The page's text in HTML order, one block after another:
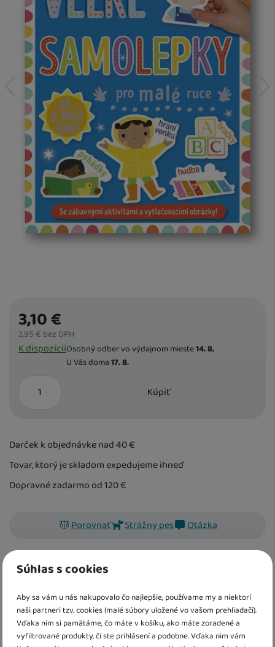
Súhlas s cookies
Aby sa vám u nás nakupovalo čo najlepšie, používame my a niektorí
naši partneri tzv. cookies (malé súbory uložené vo vašom prehliadači).
Vďaka nim si pamätáme, čo máte v košíku, ako máte zoradené a
vyfiltrované produkty, či ste prihlásení a podobne. Vďaka nim vám
kód:SV6512EAN:9788025634516
Objavuj, poznávaj a skúmaj svet okolo seba v tejto prekrásnej
knižke plnej aktivít! Kresli, vyfarbuj, dopĺňaj a nalepuj
samolepky k aktivitám na každej stránke.
Dostupnost
K dispozíciiOsobný odber vo výdajnom mieste14. 8.
U Vás doma17. 8.
3,10€
2,95€ bez DPH
Kúpiť
Darček k objednávke nad 40€
Tovar, ktorý je skladom expedujeme ihneď
Dopravné zadarmo od 120€
Porovnať Strážny pes Otázka
predchádzajúci nasledujúci